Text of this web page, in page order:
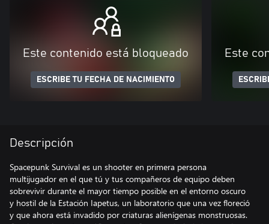
Este contenido está bloqueado
ESCRIBE TU FECHA DE NACIMIENTO
Este
Descripción
Spacepunk Survival es un shooter en primera persona
multijugador en el que tú y tus compañeros de equipo deben
sobrevivir durante el mayor tiempo posible en el entorno oscuro
y hostil de la Estación Iapetus, un laboratorio que una vez floreció
y que ahora está invadido por criaturas alienígenas monstruosas.